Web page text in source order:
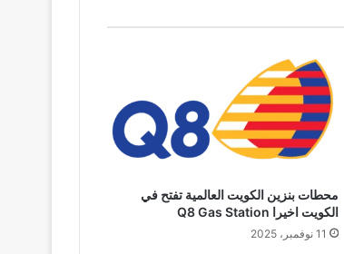
محطات بنزين الكويت العالمية تفتح في
الكويت اخيرا Q8 Gas Station
11 نوفمبر، 2025